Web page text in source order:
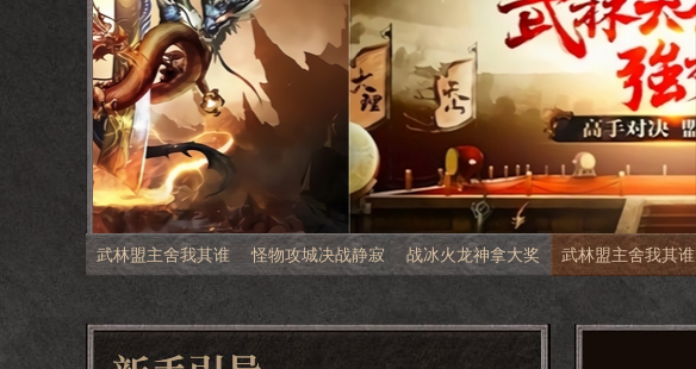
武林盟主舍我其谁 怪物攻城决战静寂 战冰火龙神拿大奖 武林盟主舍我其谁